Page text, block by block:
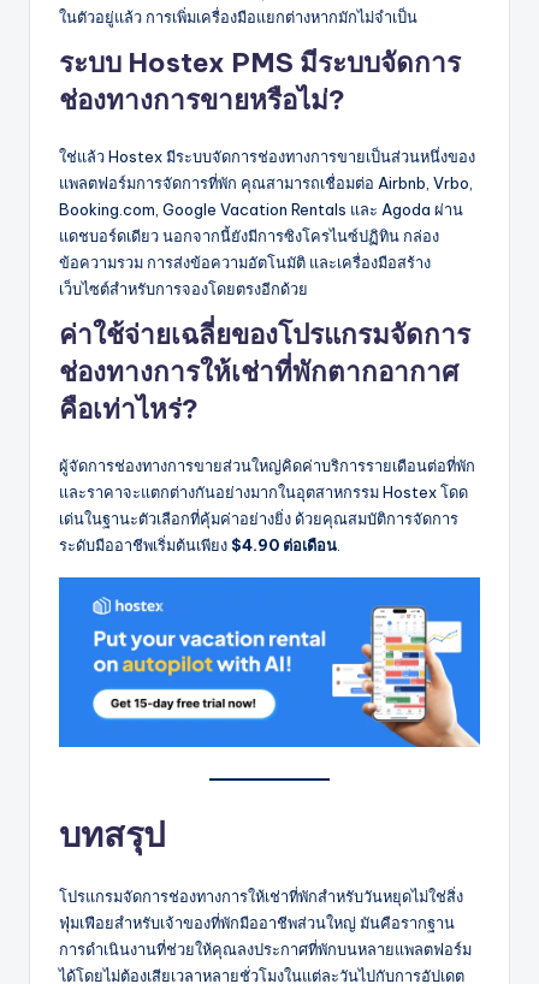
ในตัวอยู่แล้ว การเพิ่มเครื่องมือแยกต่างหากมักไม่จำเป็น
ระบบ Hostex PMS มีระบบจัดการ
ช่องทางการขายหรือไม่?
ใช่แล้ว Hostex มีระบบจัดการช่องทางการขายเป็นส่วนหนึ่งของ
แพลตฟอร์มการจัดการที่พัก คุณสามารถเชื่อมต่อ Airbnb, Vrbo,
Booking.com, Google Vacation Rentals และ Agoda ผ่าน
แดชบอร์ดเดียว นอกจากนี้ยังมีการซิงโครไนซ์ปฏิทิน กล่อง
ข้อความรวม การส่งข้อความอัตโนมัติ และเครื่องมือสร้าง
เว็บไซต์สำหรับการจองโดยตรงอีกด้วย
ค่าใช้จ่ายเฉลี่ยของโปรแกรมจัดการ
ช่องทางการให้เช่าที่พักตากอากาศ
คือเท่าไหร่?
ผู้จัดการช่องทางการขายส่วนใหญ่คิดค่าบริการรายเดือนต่อที่พัก
และราคาจะแตกต่างกันอย่างมากในอุตสาหกรรม Hostex โดด
เด่นในฐานะตัวเลือกที่คุ้มค่าอย่างยิ่ง ด้วยคุณสมบัติการจัดการ
ระดับมืออาชีพเริ่มต้นเพียง $4.90 ต่อเดือน
บทสรุป
โปรแกรมจัดการช่องทางการให้เช่าที่พักสำหรับวันหยุดไม่ใช่สิ่ง
ฟุ่มเฟือยสำหรับเจ้าของที่พักมืออาชีพส่วนใหญ่ มันคือรากฐาน
การดำเนินงานที่ช่วยให้คุณลงประกาศที่พักบนหลายแพลตฟอร์ม
ได้โดยไม่ต้องเสียเวลาหลายชั่วโมงในแต่ละวันไปกับการอัปเดต